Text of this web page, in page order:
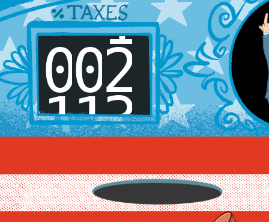
0
1
2
0
1
2
2
3
4
5